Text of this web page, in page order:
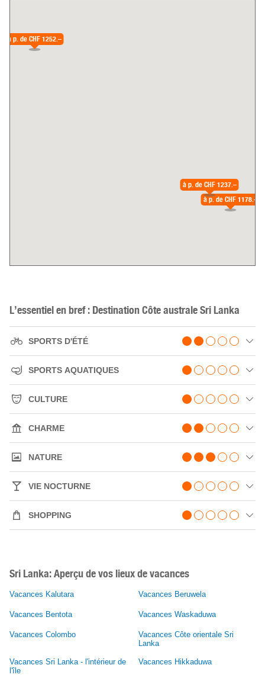
à p. de CHF 1178.–
à p. de CHF 1237.–
à p. de CHF 1252.–
L’essentiel en bref : Destination Côte australe Sri Lanka
SPORTS D'ÉTÉ
SPORTS AQUATIQUES
CULTURE
CHARME
NATURE
VIE NOCTURNE
SHOPPING
Sri Lanka: Aperçu de vos lieux de vacances
Vacances Kalutara Vacances Beruwela
Vacances Bentota Vacances Waskaduwa
Vacances Colombo
Vacances Côte orientale Sri
Lanka
Vacances Sri Lanka - l'intérieur de
l'île
Vacances Hikkaduwa